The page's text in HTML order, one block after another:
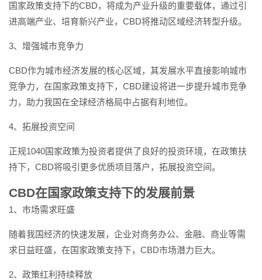
国家政策支持下的CBD，将成为产业升级的重要载体，通过引
进高端产业、培育新兴产业，CBD将推动区域经济转型升级。
3、增强城市竞争力
CBD作为城市经济发展的核心区域，其发展水平直接影响城市
竞争力，在国家政策支持下，CBD建设将进一步提升城市竞争
力，助力我国在全球经济格局中占据有利地位。
4、拓展投资空间
正规1040国家政策为投资者提供了良好的投资环境，在政策扶
持下，CBD将吸引更多优质项目落户，拓展投资空间。
CBD在国家政策支持下的发展前景
1、市场需求旺盛
随着我国经济的快速发展，企业对商务办公、金融、商业等需
求日益旺盛，在国家政策支持下，CBD市场潜力巨大。
2、政策红利持续释放